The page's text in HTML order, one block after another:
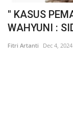
" KASUS
WAHYUNI :
Fitri Artanti Dec 4, 2024